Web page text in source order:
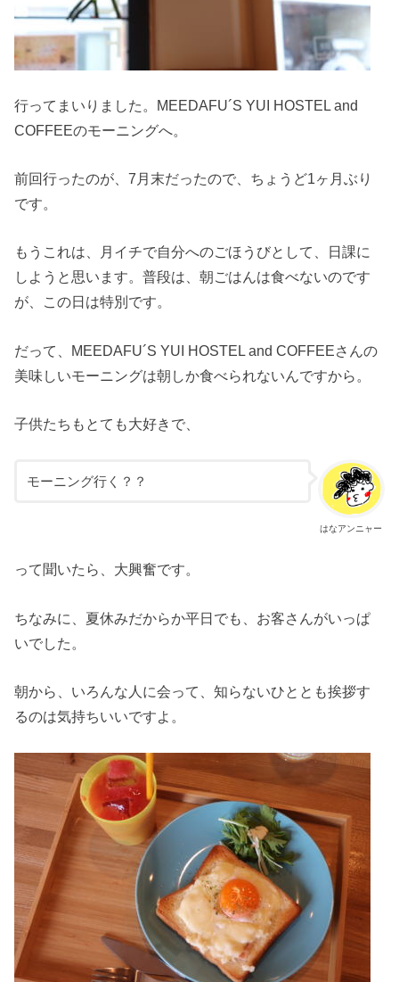
行ってまいりました。MEEDAFU´S YUI HOSTEL and
COFFEEのモーニングへ。
前回行ったのが、7月末だったので、ちょうど1ヶ月ぶり
です。
もうこれは、月イチで自分へのごほうびとして、日課に
しようと思います。普段は、朝ごはんは食べないのです
が、この日は特別です。
だって、MEEDAFU´S YUI HOSTEL and COFFEEさんの
美味しいモーニングは朝しか食べられないんですから。
子供たちもとても大好きで、
はなアンニャー
モーニング行く？？
って聞いたら、大興奮です。
ちなみに、夏休みだからか平日でも、お客さんがいっぱ
いでした。
朝から、いろんな人に会って、知らないひととも挨拶す
るのは気持ちいいですよ。